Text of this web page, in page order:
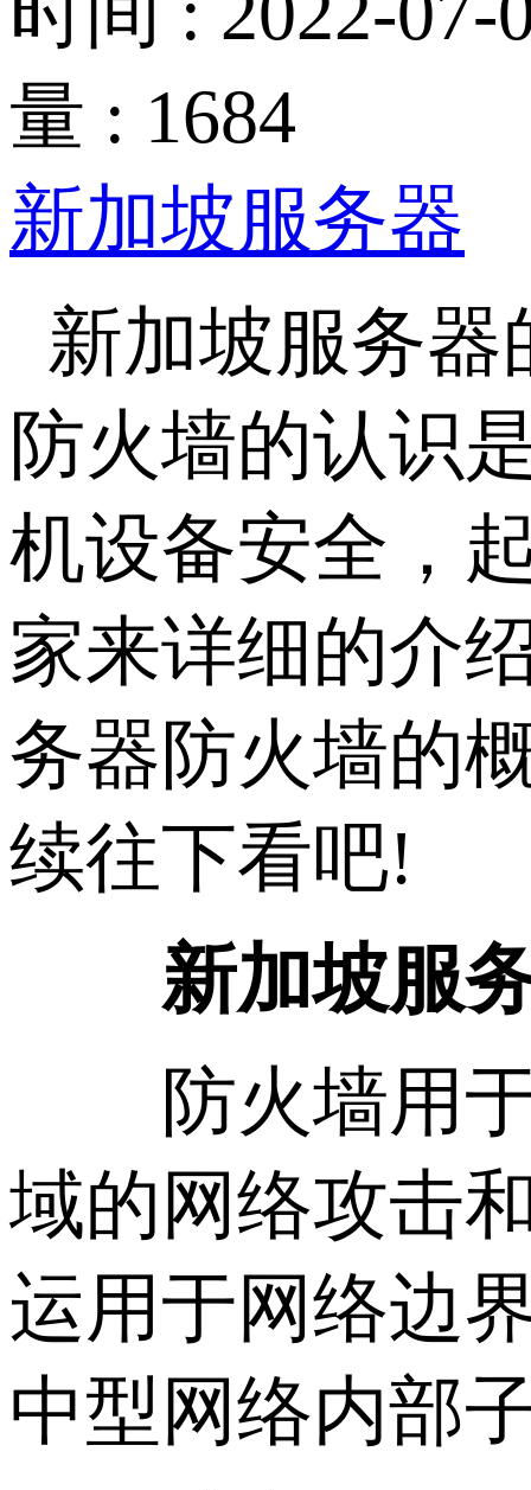
量 : 1684
新加坡服务器
新加坡服务
防火墙的认识
机设备安全，
家来详细的介
务器防火墙的
续往下看吧!
新加坡服务
防火墙用于
域的网络攻击
运用于网络边
中型网络内部